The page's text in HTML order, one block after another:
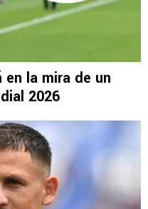
la mira de un
2026